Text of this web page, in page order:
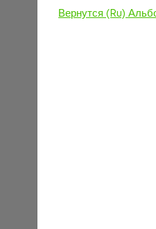
Вернутся (Ru)